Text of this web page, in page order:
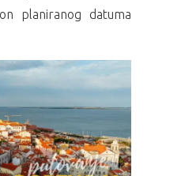
planiranog datuma